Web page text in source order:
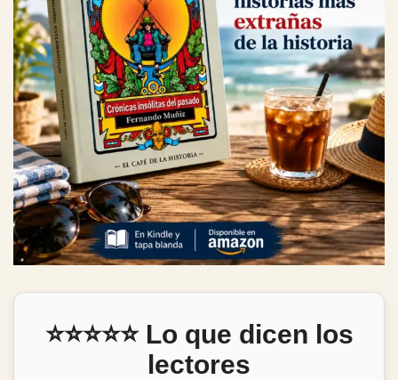
⭐⭐⭐⭐⭐ Lo que dicen los
lectores